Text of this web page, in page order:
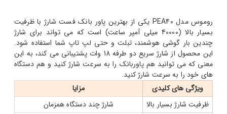
روموس مدل PEA40 یکی از بهترین پاور بانک فست شارژ با ظرفیت
بسیار بالا (40000 میلی آمپر ساعت) است که می تواند برای شارژ
چندین بار گوشی هوشمند، تبلت و حتی لپ تاپ شما استفاده شود.
این محصول از شارژ سریع دو طرفه 18 وات پشتیبانی می کند، به این
معنی که می توانید هم پاوربانک را به سرعت شارژ کنید و هم دستگاه
های خود را به سرعت شارژ کنید.
ویژگی های کلیدی
مزایا
ظرفیت شارژ بسیار بالا
شارژ چند دستگاه همزمان